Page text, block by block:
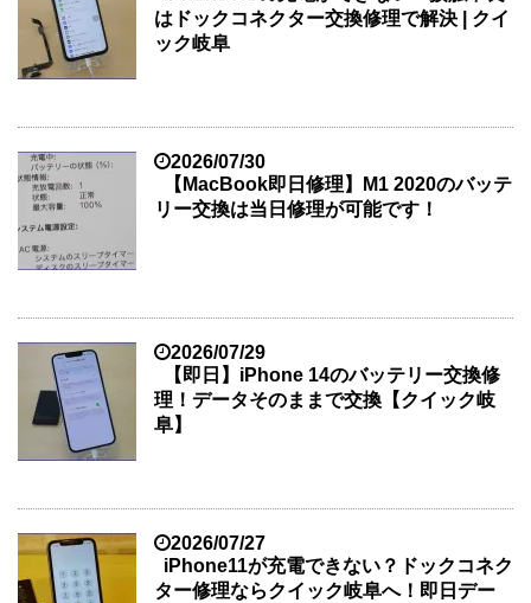
はドックコネクター交換修理で解決 | クイ
ック岐阜
2026/07/30
【MacBook即日修理】M1 2020のバッテ
リー交換は当日修理が可能です！
2026/07/29
【即日】iPhone 14のバッテリー交換修
理！データそのままで交換【クイック岐
阜】
2026/07/27
iPhone11が充電できない？ドックコネク
ター修理ならクイック岐阜へ！即日デー